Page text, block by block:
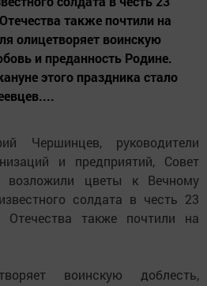
также почтили на
олицетворяет воинскую
и преданность Родине.
этого праздника стало
Чершинцев, руководители
и предприятий, Совет
возложили цветы к Вечному
солдата в честь 23
Отечества также почтили на
воинскую доблесть,